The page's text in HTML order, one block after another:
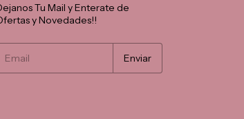
Tu Mail y Enterate de
y Novedades!!